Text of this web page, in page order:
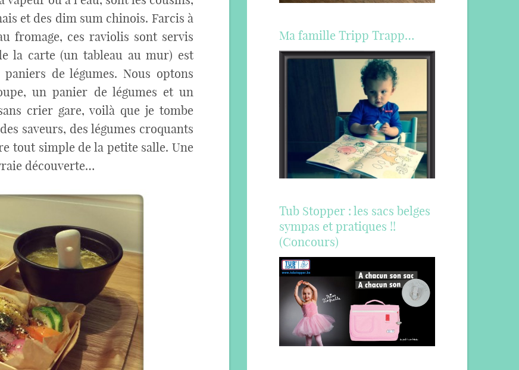
et des dim sum chinois. Farcis à
fromage, ces raviolis sont servis
la carte (un tableau au mur) est
de légumes. Nous optons
un panier de légumes et un
crier gare, voilà que je tombe
saveurs, des légumes croquants
tout simple de la petite salle. Une
découverte…
Ma famille Tripp Trapp…
Tub Stopper : les sacs belges
sympas et pratiques !!
(Concours)